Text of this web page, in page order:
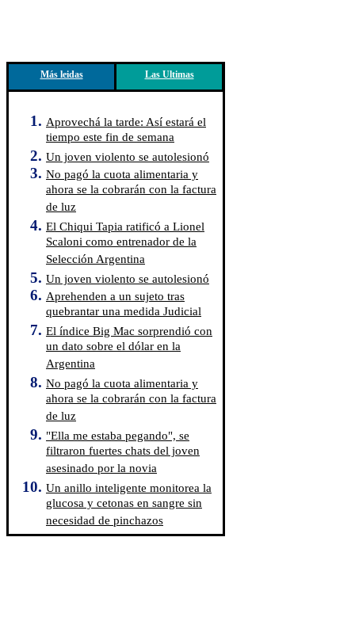
Más leidas Las Ultimas
Aprovechá la tarde: Así estará el
tiempo este fin de semana
Un joven violento se autolesionó
No pagó la cuota alimentaria y
ahora se la cobrarán con la factura
de luz
El Chiqui Tapia ratificó a Lionel
Scaloni como entrenador de la
Selección Argentina
Un joven violento se autolesionó
Aprehenden a un sujeto tras
quebrantar una medida Judicial
El índice Big Mac sorprendió con
un dato sobre el dólar en la
Argentina
No pagó la cuota alimentaria y
ahora se la cobrarán con la factura
de luz
"Ella me estaba pegando", se
filtraron fuertes chats del joven
asesinado por la novia
Un anillo inteligente monitorea la
glucosa y cetonas en sangre sin
necesidad de pinchazos